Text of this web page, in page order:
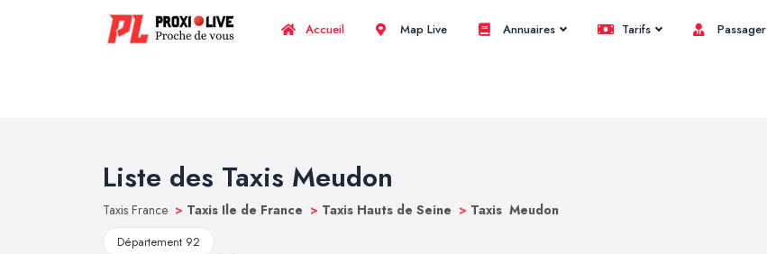
Accueil Map Live Annuaires Tarifs Passager
Liste des Taxis Meudon
Taxis France > Taxis Ile de France > Taxis Hauts de Seine > Taxis Meudon
Département 92